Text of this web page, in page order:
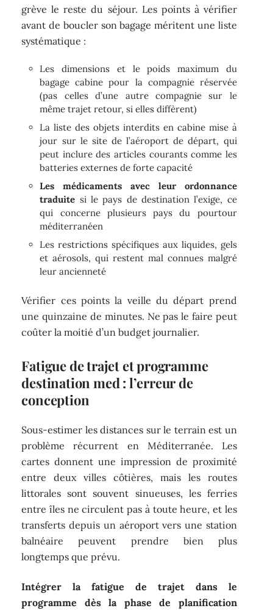
grève le reste du séjour. Les points à vérifier
avant de boucler son bagage méritent une liste
systématique :
Les dimensions et le poids maximum du
bagage cabine pour la compagnie réservée
(pas celles d’une autre compagnie sur le
même trajet retour, si elles diffèrent)
La liste des objets interdits en cabine mise à
jour sur le site de l’aéroport de départ, qui
peut inclure des articles courants comme les
batteries externes de forte capacité
Les médicaments avec leur ordonnance
traduite si le pays de destination l’exige, ce
qui concerne plusieurs pays du pourtour
méditerranéen
Les restrictions spécifiques aux liquides, gels
et aérosols, qui restent mal connues malgré
leur ancienneté
Vérifier ces points la veille du départ prend
une quinzaine de minutes. Ne pas le faire peut
coûter la moitié d’un budget journalier.
Fatigue de trajet et programme
destination med : l’erreur de
conception
Sous-estimer les distances sur le terrain est un
problème récurrent en Méditerranée. Les
cartes donnent une impression de proximité
entre deux villes côtières, mais les routes
littorales sont souvent sinueuses, les ferries
entre îles ne circulent pas à toute heure, et les
transferts depuis un aéroport vers une station
balnéaire peuvent prendre bien plus
longtemps que prévu.
Intégrer la fatigue de trajet dans le
programme dès la phase de planification